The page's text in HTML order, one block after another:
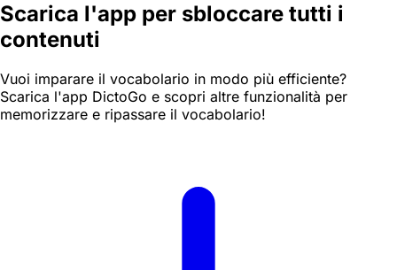
Scarica l'app per sbloccare tutti i
contenuti
Vuoi imparare il vocabolario in modo più efficiente?
Scarica l'app DictoGo e scopri altre funzionalità per
memorizzare e ripassare il vocabolario!